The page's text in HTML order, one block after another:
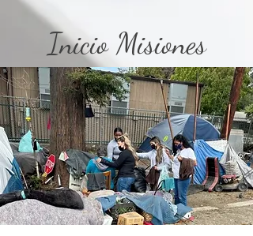
Inicio Misiones